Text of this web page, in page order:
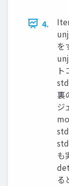
4.
を
裏
ジ
も
る